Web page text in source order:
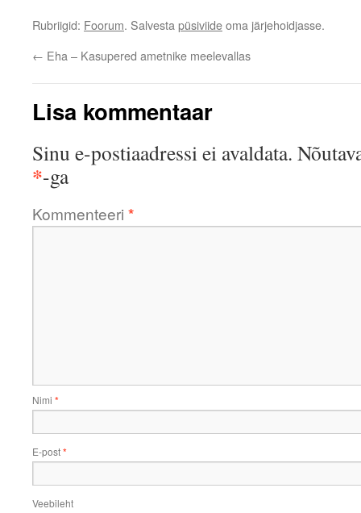
Rubriigid: Foorum. Salvesta püsiviideoma järjehoidjasse.
← Eha – Kasupered ametnike meelevallas
Lisa kommentaar
Sinu e-postiaadressi ei avaldata.
*-ga
Kommenteeri *
Nimi *
E-post*
Veebileht